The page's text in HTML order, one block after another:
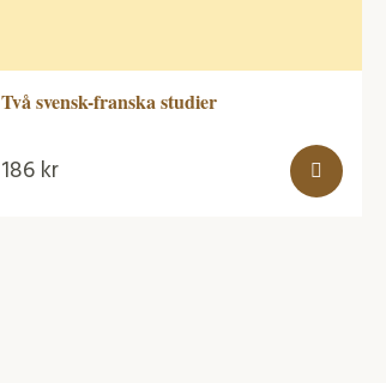
Två svensk-franska studier
186 kr